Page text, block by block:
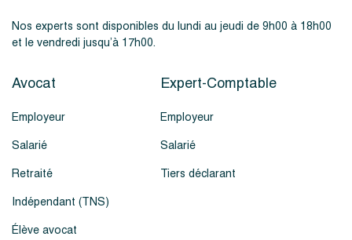
Nos experts sont disponibles du lundi au jeudi de 9h00 à 18h00
et le vendredi jusqu’à 17h00.
Avocat
Employeur
Salarié
Retraité
Indépendant (TNS)
Élève avocat
Expert-Comptable
Employeur
Salarié
Tiers déclarant